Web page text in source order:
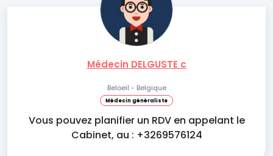
Médecin DELGUSTE c
Beloeil - Belgique
Médecin généraliste
Vous pouvez planifier un RDV en appelant le
Cabinet, au : +3269576124